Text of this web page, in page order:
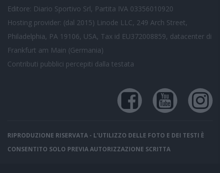
Editore: Diario Sportivo Srl, Partita IVA 03356010920
Hosting provider: (dal 2015) Linode LLC, 249 Arch Street,
Philadelphia, PA 19106, USA, Tax id EU372008859, datacenter di
Frankfurt am Main (Germania)
Contributi pubblici percepiti dalla testata
RIPRODUZIONE RISERVATA - L'UTILIZZO DELLE FOTO E DEI TESTI È
CONSENTITO SOLO PREVIA AUTORIZZAZIONE SCRITTA